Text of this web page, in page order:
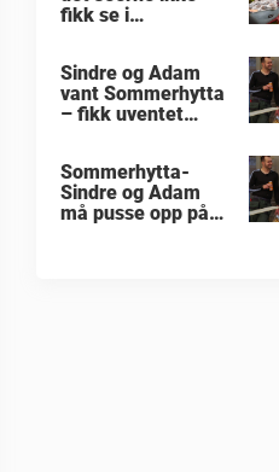
fikk se i
Sindre og Adam
vant Sommerhytta
– fikk uventet
Sommerhytta-
Sindre og Adam
må pusse opp på